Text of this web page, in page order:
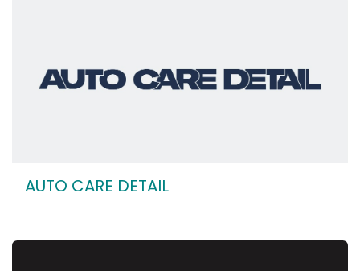
AUTO CARE DETAIL